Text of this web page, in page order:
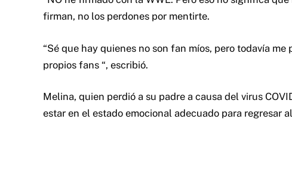
firman, no los perdones por mentirte.
“Sé que hay quienes no son fan míos, pero todavía
propios fans “, escribió.
Melina, quien perdió a su padre a causa del virus
estar en el estado emocional adecuado para regresar